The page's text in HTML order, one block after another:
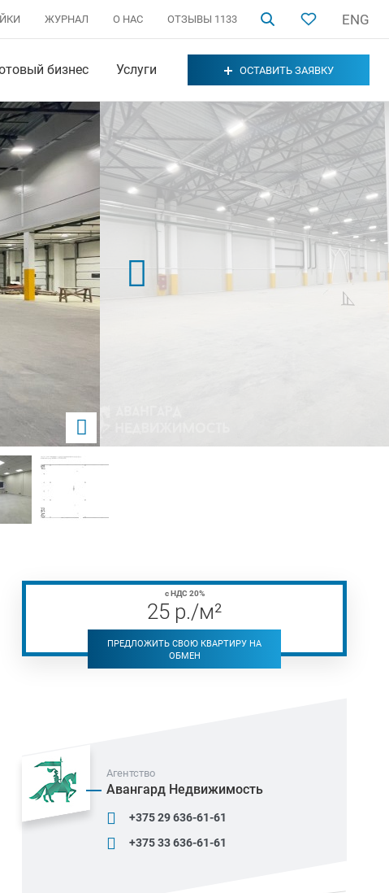
ЖУРНАЛ О НАС ОТЗЫВЫ 1133 ENG
бизнес Услуги ОСТАВИТЬ ЗАЯВКУ
с НДС 20%
25 р./м²
ПРЕДЛОЖИТЬ СВОЮ КВАРТИРУ НА
ОБМЕН
Агентство
Авангард Недвижимость
+375 29 636-61-61
+375 33 636-61-61